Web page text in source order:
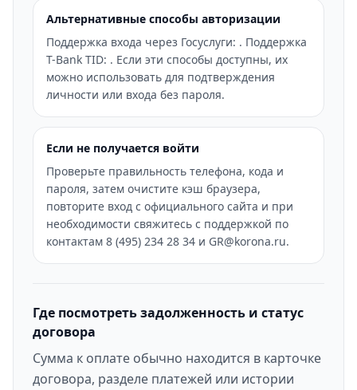
Альтернативные способы авторизации
Поддержка входа через Госуслуги: . Поддержка
T-Bank TID: . Если эти способы доступны, их
можно использовать для подтверждения
личности или входа без пароля.
Если не получается войти
Проверьте правильность телефона, кода и
пароля, затем очистите кэш браузера,
повторите вход с официального сайта и при
необходимости свяжитесь с поддержкой по
контактам 8 (495) 234 28 34 и GR@korona.ru.
Где посмотреть задолженность и статус
договора
Сумма к оплате обычно находится в карточке
договора, разделе платежей или истории